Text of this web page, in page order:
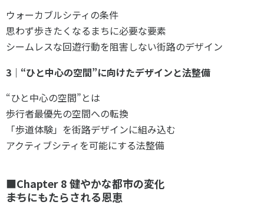
ウォーカブルシティの条件
思わず歩きたくなるまちに必要な要素
シームレスな回遊行動を阻害しない街路のデザイン
3｜“ひと中心の空間”に向けたデザインと法整備
“ひと中心の空間”とは
歩行者最優先の空間への転換
「歩道体験」を街路デザインに組み込む
アクティブシティを可能にする法整備
■Chapter 8 健やかな都市の変化
――まちにもたらされる恩恵